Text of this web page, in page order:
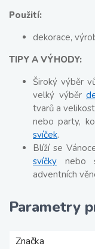
Použití:
dekorace,
TIPY A VÝHODY:
Široký výběr
velký výběr
tvarů a
nebo party,
svíček.
Blíží se
svíčky nebo
adventních
Parametry
Značka